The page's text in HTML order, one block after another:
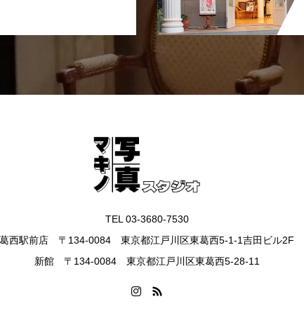
TEL 03-3680-7530
葛西駅前店 〒134-0084 東京都江戸川区東葛西5-1-1吉田ビル2F
新館 〒134-0084 東京都江戸川区東葛西5-28-11